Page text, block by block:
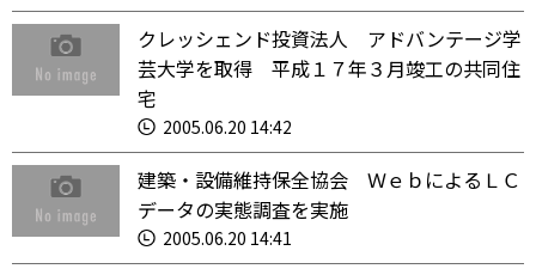
クレッシェンド投資法人 アドバンテージ学
芸大学を取得 平成１７年３月竣工の共同住
宅
2005.06.20 14:42
建築・設備維持保全協会 ＷｅｂによるＬＣ
データの実態調査を実施
2005.06.20 14:41